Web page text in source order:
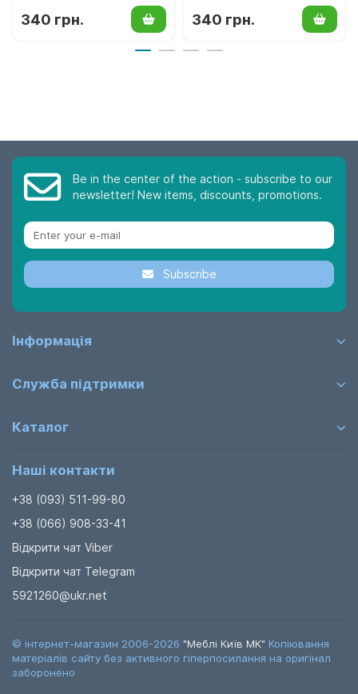
340 грн. 340 грн.
Be in the center of the action - subscribe to our
newsletter! New items, discounts, promotions.
Subscribe
Інформація
Служба підтримки
Каталог
Наші контакти
+38 (093) 511-99-80
+38 (066) 908-33-41
Відкрити чат Viber
Відкрити чат Telegram
5921260@ukr.net
© інтернет-магазин 2006-2026 "Меблі Київ МК" Копіювання
матеріалів сайту без активного гіперпосилання на оригінал
заборонено